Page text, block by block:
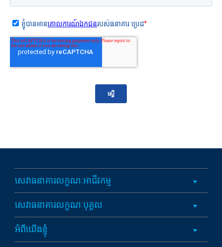
សេវាធនាគារលក្ខណៈអាជីវកម្ម
សេវាធនាគារលក្ខណៈបុគ្គល
អំពីយើងខ្ញុំ